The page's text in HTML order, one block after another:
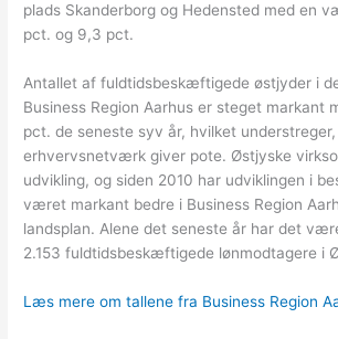
plads Skanderborg og Hedensted med en
pct. og 9,3 pct.
Antallet af fuldtidsbeskæftigede østjyder i
Business Region Aarhus er steget markant
pct. de seneste syv år, hvilket
erhvervsnetværk giver pote. Østjyske
udvikling, og siden 2010 har udviklingen i
været markant bedre i Business Region
landsplan. Alene det seneste år har det
2.153 fuldtidsbeskæftigede lønmodtagere i
Læs mere om tallene fra Business Region